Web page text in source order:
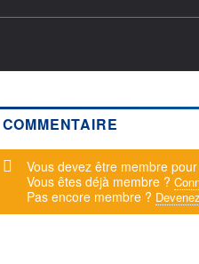
Message d'alerte
Vous devez être membre
Vous êtes déjà membre ?
Pas encore membre ?